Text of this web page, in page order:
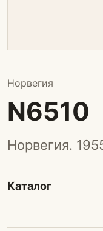
Норвегия
N6510
Норвегия.
Каталог